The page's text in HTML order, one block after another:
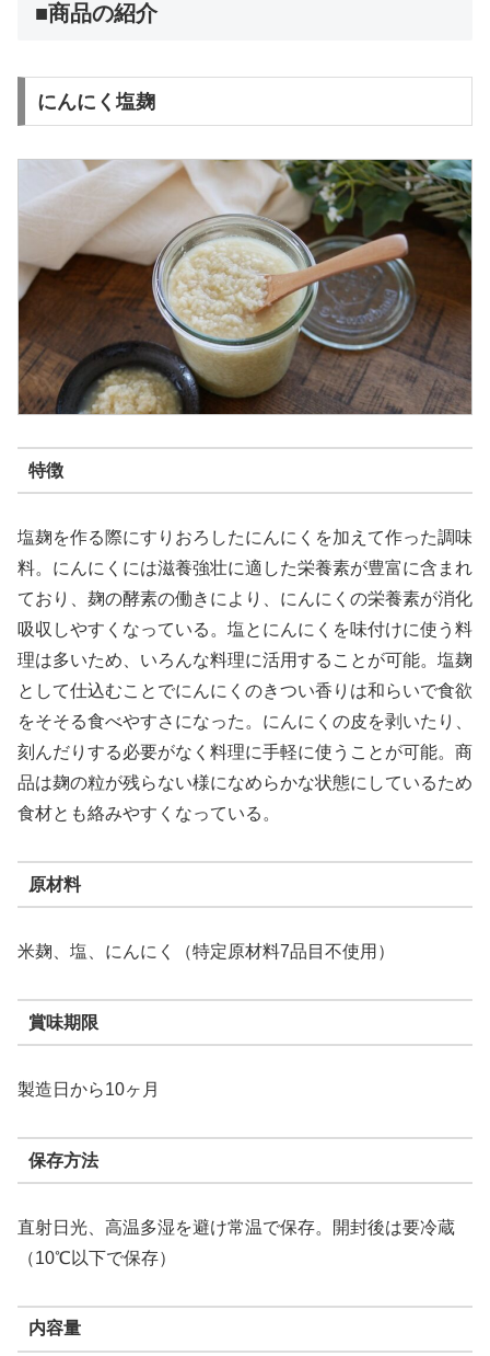
■商品の紹介
にんにく塩麹
特徴
塩麹を作る際にすりおろしたにんにくを加えて作った調味
料。にんにくには滋養強壮に適した栄養素が豊富に含まれ
ており、麹の酵素の働きにより、にんにくの栄養素が消化
吸収しやすくなっている。塩とにんにくを味付けに使う料
理は多いため、いろんな料理に活用することが可能。塩麹
として仕込むことでにんにくのきつい香りは和らいで食欲
をそそる食べやすさになった。にんにくの皮を剥いたり、
刻んだりする必要がなく料理に手軽に使うことが可能。商
品は麹の粒が残らない様になめらかな状態にしているため
食材とも絡みやすくなっている。
原材料
米麹、塩、にんにく（特定原材料7品目不使用）
賞味期限
製造日から10ヶ月
保存方法
直射日光、高温多湿を避け常温で保存。開封後は要冷蔵
（10℃以下で保存）
内容量